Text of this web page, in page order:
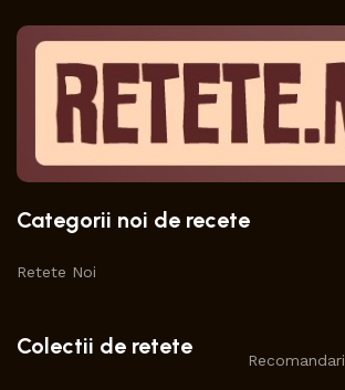
Categorii noi de recete
Retete Noi
Colectii de retete
Recomandari